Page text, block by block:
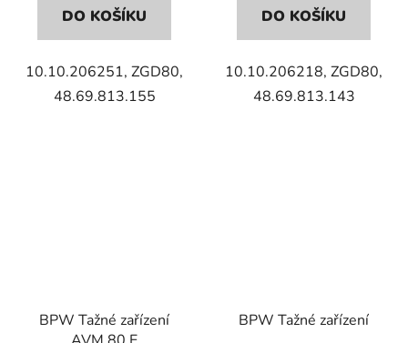
DO KOŠÍKU
10.10.206251, ZGD80,
48.69.813.155
DO KOŠÍKU
10.10.206218, ZGD80,
48.69.813.143
BPW Tažné zařízení
BPW Tažné zařízení